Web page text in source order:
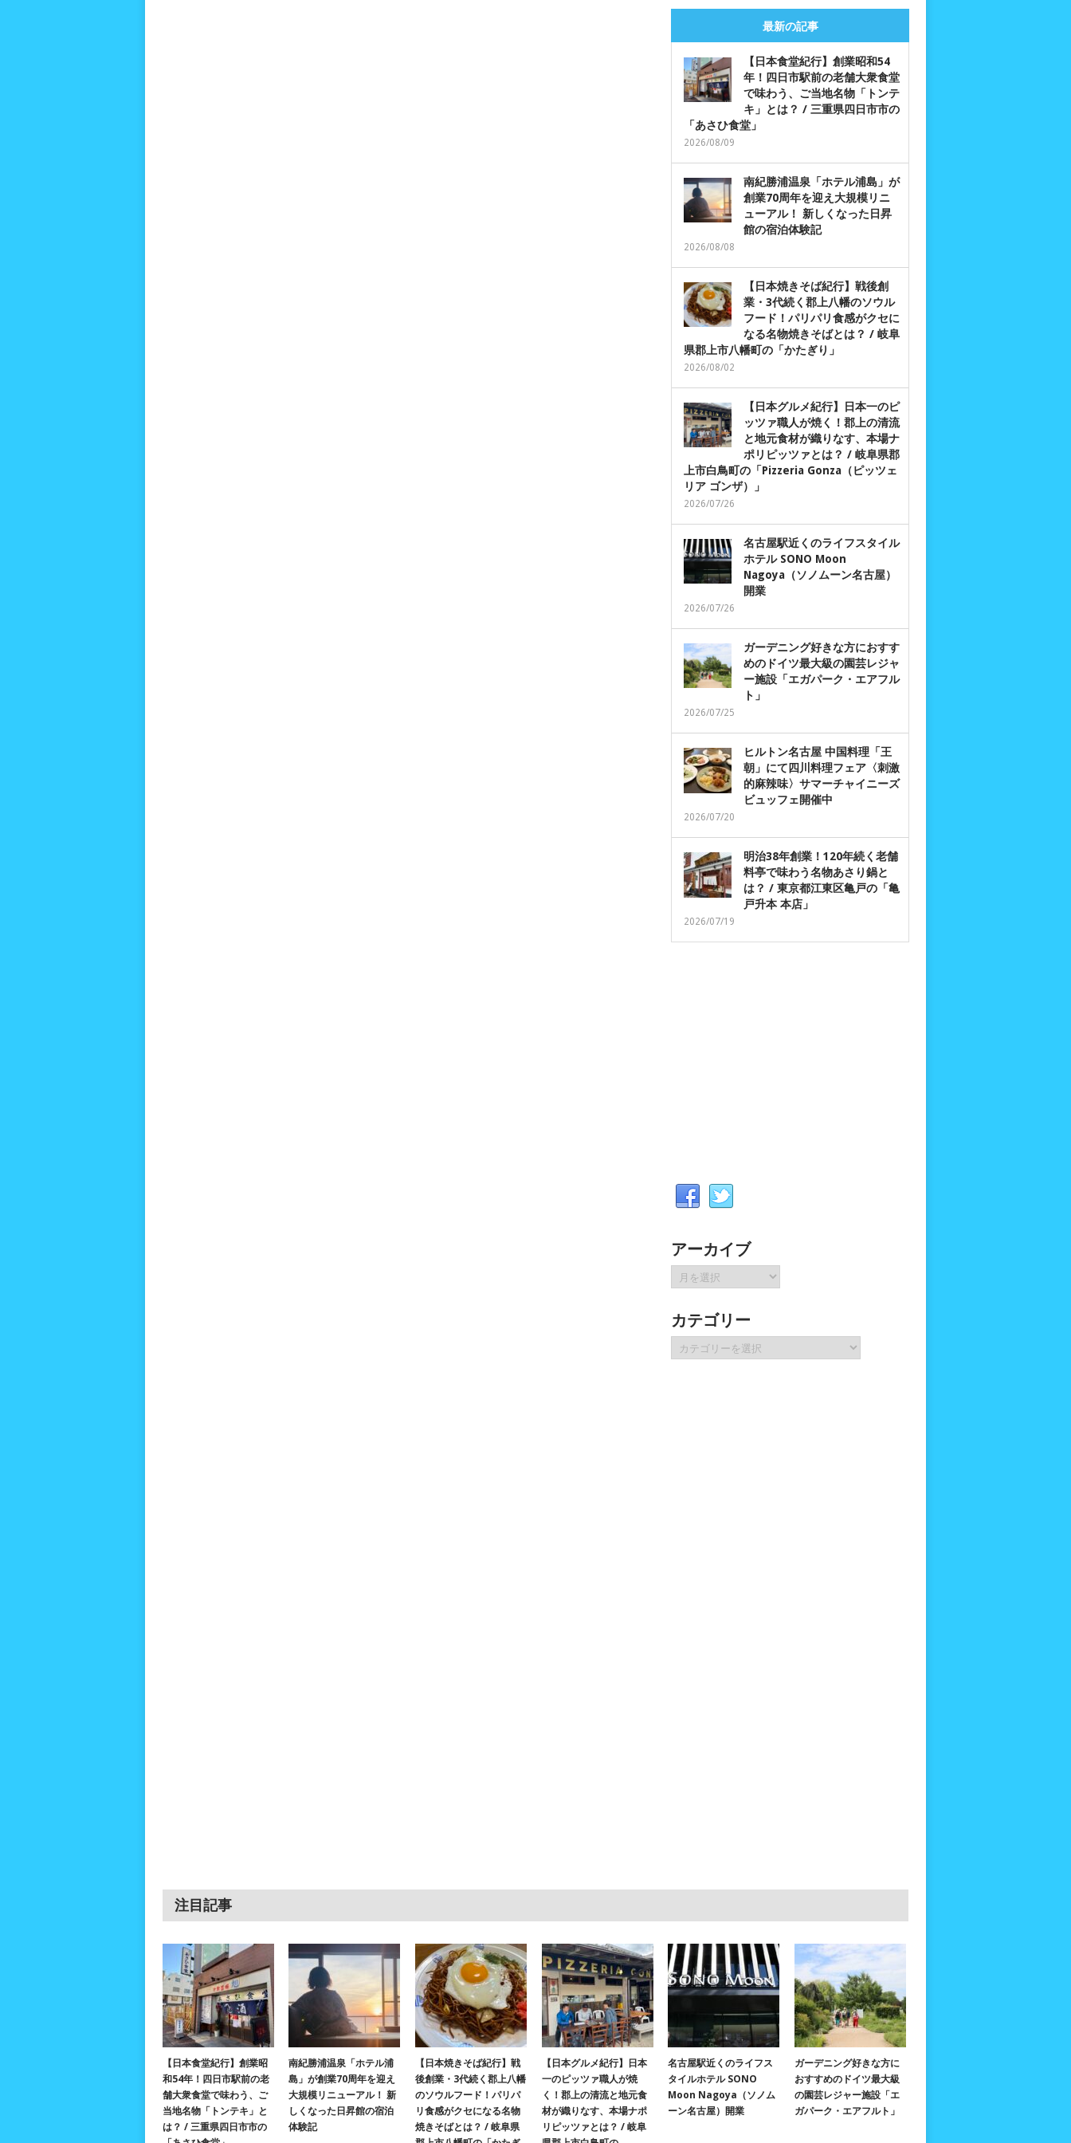
最新の記事
【日本食堂紀行】創業昭和54
年！四日市駅前の老舗大衆食堂
で味わう、ご当地名物「トンテ
キ」とは？ / 三重県四日市市の
「あさひ食堂」
2026/08/09
南紀勝浦温泉「ホテル浦島」が
創業70周年を迎え大規模リニ
ューアル！ 新しくなった日昇
館の宿泊体験記
2026/08/08
【日本焼きそば紀行】戦後創
業・3代続く郡上八幡のソウル
フード！パリパリ食感がクセに
なる名物焼きそばとは？ / 岐阜
県郡上市八幡町の「かたぎり」
2026/08/02
【日本グルメ紀行】日本一のピ
ッツァ職人が焼く！郡上の清流
と地元食材が織りなす、本場ナ
ポリピッツァとは？ / 岐阜県郡
上市白鳥町の「Pizzeria Gonza（ピッツェ
リア ゴンザ）」
2026/07/26
名古屋駅近くのライフスタイル
ホテル SONO Moon
Nagoya（ソノムーン名古屋）
開業
2026/07/26
ガーデニング好きな方におすす
めのドイツ最大級の園芸レジャ
ー施設「エガパーク・エアフル
ト」
2026/07/25
ヒルトン名古屋 中国料理「王
朝」にて四川料理フェア〈刺激
的麻辣味〉サマーチャイニーズ
ビュッフェ開催中
2026/07/20
明治38年創業！120年続く老舗
料亭で味わう名物あさり鍋と
は？ / 東京都江東区亀戸の「亀
戸升本 本店」
2026/07/19
アーカイブ
ア
ー
イ
ブ
カテゴリー
テ
注目記事
【日本食堂紀行】創業昭
和54年！四日市駅前の老
舗大衆食堂で味わう、ご
当地名物「トンテキ」と
は？ / 三重県四日市市の
南紀勝浦温泉「ホテル浦
島」が創業70周年を迎え
大規模リニューアル！ 新
しくなった日昇館の宿泊
体験記
【日本焼きそば紀行】戦
後創業・3代続く郡上八幡
のソウルフード！パリパ
リ食感がクセになる名物
焼きそばとは？ / 岐阜県
【日本グルメ紀行】日本
一のピッツァ職人が焼
く！郡上の清流と地元食
材が織りなす、本場ナポ
リピッツァとは？ / 岐阜
名古屋駅近くのライフス
タイルホテル SONO
Moon Nagoya（ソノム
ーン名古屋）開業
ガーデニング好きな方に
おすすめのドイツ最大級
の園芸レジャー施設「エ
ガパーク・エアフルト」